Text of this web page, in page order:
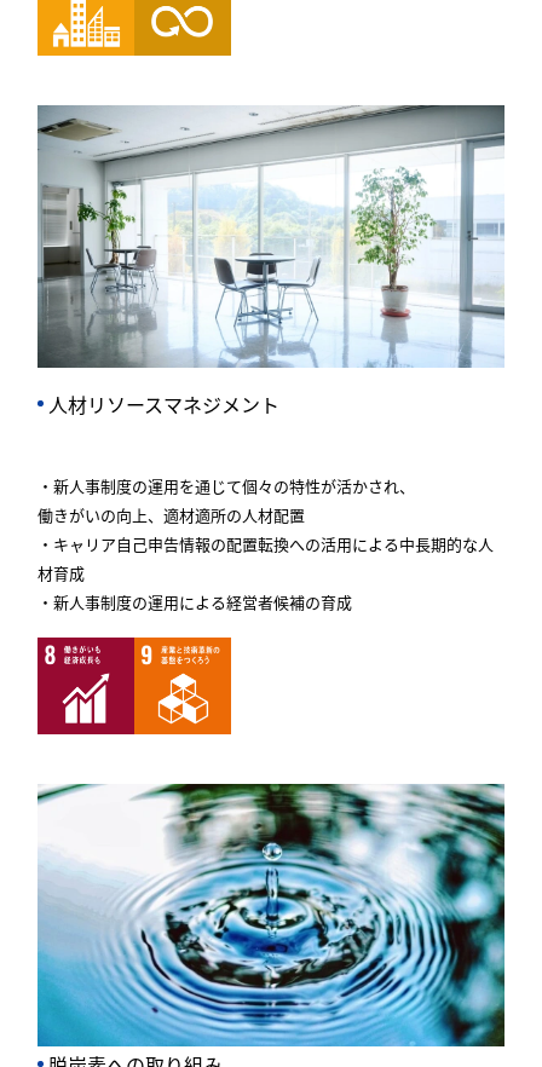
人材リソースマネジメント
・新人事制度の運用を通じて個々の特性が活かされ、
働きがいの向上、適材適所の人材配置
・キャリア自己申告情報の配置転換への活用による中長期的な人
材育成
・新人事制度の運用による経営者候補の育成